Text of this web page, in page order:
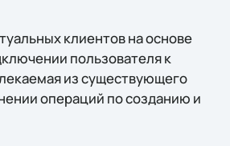
клиентов на основе
пользователя к
из существующего
операций по созданию и